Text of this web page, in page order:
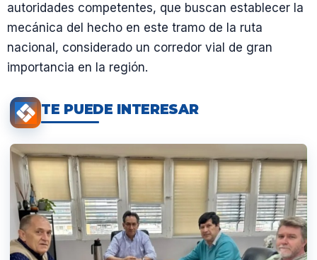
autoridades competentes, que buscan establecer la
mecánica del hecho en este tramo de la ruta
nacional, considerado un corredor vial de gran
importancia en la región.
TE PUEDE INTERESAR